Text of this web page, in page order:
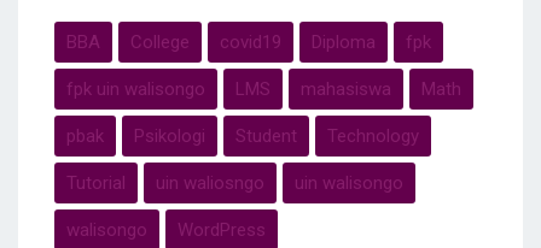
BBA College covid19 Diploma fpk
fpk uin walisongo LMS mahasiswa Math
pbak Psikologi Student Technology
Tutorial uin waliosngo uin walisongo
walisongo WordPress